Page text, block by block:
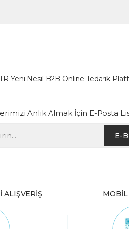
Yeni Nesil B2B Online Tedarik
Anlık Almak İçin E-Posta
E-
ALIŞVERİŞ MOBİL